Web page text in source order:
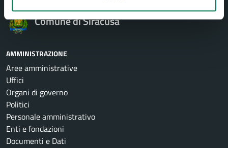
Comune di Siracusa
AMMINISTRAZIONE
Aree amministrative
Uffici
Organi di governo
Politici
Personale amministrativo
Enti e fondazioni
Documenti e Dati